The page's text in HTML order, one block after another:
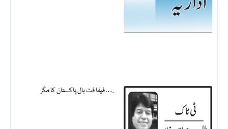
فیفا فٹ بال پاکستان کا مگر….